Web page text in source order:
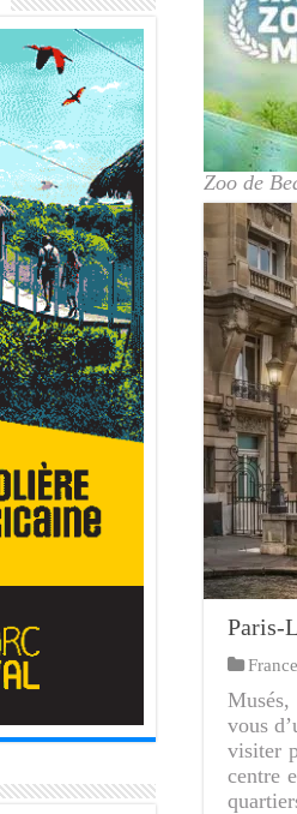
Zoo de
Paris-
France
vous
visiter
centre